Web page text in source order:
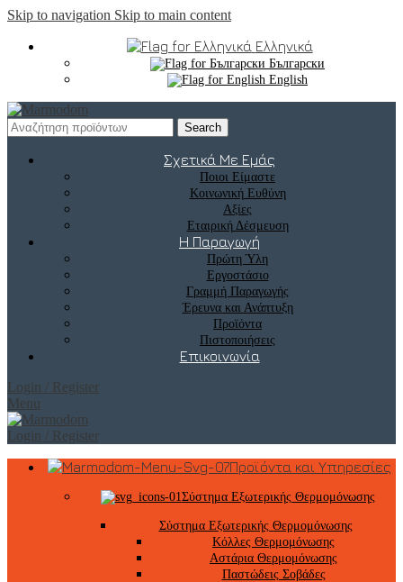
Skip to navigation Skip to main content
Ελληνικά
Български
English
Search
Σχετικά Με Εμάς
Ποιοι Είμαστε
Κοινωνική Ευθύνη
Αξίες
Εταιρική Δέσμευση
Η Παραγωγή
Πρώτη Ύλη
Εργοστάσιο
Γραμμή Παραγωγής
Έρευνα και Ανάπτυξη
Προϊόντα
Πιστοποιήσεις
Επικοινωνία
Login / Register
Menu
Login / Register
Προϊόντα και Υπηρεσίες
Σύστημα Εξωτερικής Θερμομόνωσης
Σύστημα Εξωτερικής Θερμομόνωσης
Κόλλες Θερμομόνωσης
Αστάρια Θερμομόνωσης
Παστώδεις Σοβάδες